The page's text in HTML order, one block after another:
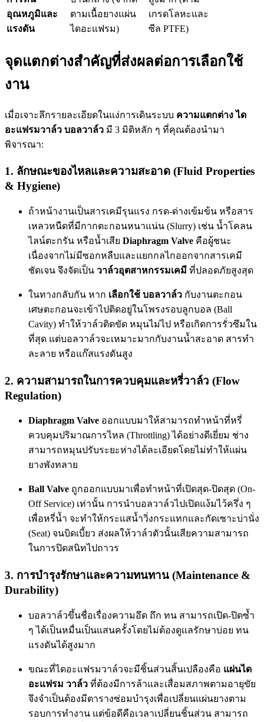
อุณหภูมิและ
แรงดัน
ตามเนื้อยางแผ่น
ไดอะแฟรม)
เกรดโลหะและ
ซีล PTFE)
จุดแตกต่างสำคัญที่ส่งผลต่อการเลือกใช้
งาน
เมื่อเจาะลึกรายละเอียดในแง่การเดินระบบ ความแตกต่าง ได
อะแฟรมวาล์ว บอลวาล์ว มี 3 มิติหลัก ๆ ที่คุณต้องนำมา
พิจารณา:
1. ลักษณะของไหลและความสะอาด (Fluid Properties
& Hygiene)
ถ้าหน้างานเป็นสารเคมีรุนแรง กรด-ด่างเข้มข้น หรือสาร
เหลวหนืดที่มีกากตะกอนหนาแน่น (Slurry) เช่น น้ำโคลน
ไลน์ตะกรัน หรือน้ำเสีย Diaphragm Valve คือผู้ชนะ
เนื่องจากไม่มีซอกหลืบและแยกกลไกออกจากสารเคมี
ชัดเจน จึงจัดเป็น วาล์วอุตสาหกรรมเคมี ที่ปลอดภัยสูงสุด
ในทางกลับกัน หาก เลือกใช้ บอลวาล์ว กับงานตะกอน
เศษตะกอนจะเข้าไปติดอยู่ในโพรงรอบลูกบอล (Ball
Cavity) ทำให้วาล์วติดขัด หมุนไม่ไป หรือเกิดการรั่วซึมใน
ที่สุด แต่บอลวาล์วจะเหมาะมากกับงานน้ำสะอาด สารทำ
ละลาย หรือแก๊สแรงดันสูง
2. ความสามารถในการควบคุมและหรี่วาล์ว (Flow
Regulation)
Diaphragm Valve ออกแบบมาให้สามารถทำหน้าที่หรี่
ควบคุมปริมาณการไหล (Throttling) ได้อย่างดีเยี่ยม ช่าง
สามารถหมุนปรับระยะห่างได้ละเอียดโดยไม่ทำให้แผ่น
ยางพังทลาย
Ball Valve ถูกออกแบบมาเพื่อทำหน้าที่เปิดสุด-ปิดสุด (On-
Off Service) เท่านั้น การนำบอลวาล์วไปเปิดแง้มไว้ครึ่ง ๆ
เพื่อหรี่น้ำ จะทำให้กระแสน้ำวิ่งกระแทกและกัดเซาะบ่านั่ง
(Seat) จนบิดเบี้ยว ส่งผลให้วาล์วตัวนั้นเสียความสามารถ
ในการปิดสนิทไปถาวร
3. การบำรุงรักษาและความทนทาน (Maintenance &
Durability)
บอลวาล์วขึ้นชื่อเรื่องความอึด ถึก ทน สามารถเปิด-ปิดซ้ำ
ๆ ได้เป็นหมื่นเป็นแสนครั้งโดยไม่ต้องดูแลรักษาบ่อย ทน
แรงดันได้สูงมาก
ขณะที่ไดอะแฟรมวาล์วจะมีชิ้นส่วนสิ้นเปลืองคือ แผ่นได
อะแฟรม วาล์ว ที่ต้องมีการล้าและเสื่อมสภาพตามอายุขัย
จึงจำเป็นต้องมีตารางซ่อมบำรุงเพื่อเปลี่ยนแผ่นยางตาม
รอบการทำงาน แต่ข้อดีคือเวลาเปลี่ยนชิ้นส่วน สามารถ